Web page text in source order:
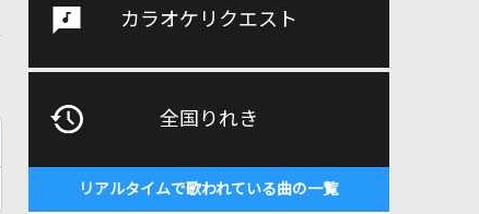
カラオケリクエスト
全国りれき
リアルタイムで歌われている曲の一覧